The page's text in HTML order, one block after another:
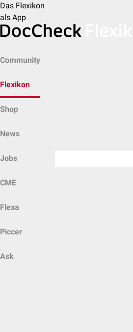
Das Flexikon
als App
Community
Flexikon
Shop
News
Jobs
CME
Flexa
Piccer
Ask